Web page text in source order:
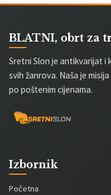
BLATNI, obrt za
Sretni Slon je antikvarijat i
svih žanrova. Naša je
po poštenim cijenama.
Izbornik
Početna